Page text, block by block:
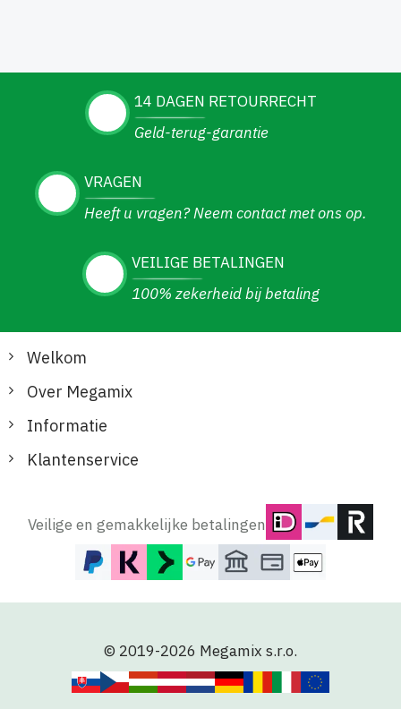
14 DAGEN RETOURRECHT
Geld-terug-garantie
VRAGEN
Heeft u vragen? Neem contact met ons op.
VEILIGE BETALINGEN
100% zekerheid bij betaling
Welkom
Over Megamix
Informatie
Klantenservice
Veilige en gemakkelijke betalingen
© 2019-2026 Megamix s.r.o.